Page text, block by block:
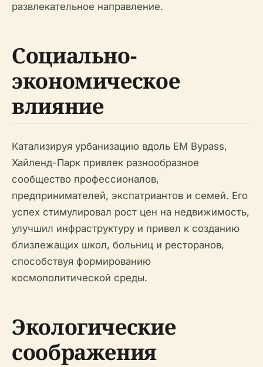
развлекательное направление.
Социально-
экономическое
влияние
Катализируя урбанизацию вдоль EM Bypass,
Хайленд-Парк привлек разнообразное
сообщество профессионалов,
предпринимателей, экспатриантов и семей. Его
успех стимулировал рост цен на недвижимость,
улучшил инфраструктуру и привел к созданию
близлежащих школ, больниц и ресторанов,
способствуя формированию
космополитической среды.
Экологические
соображения